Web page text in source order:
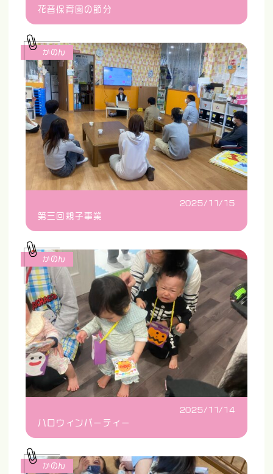
花音保育園の節分
2025/11/15
第三回親子事業
かのん
2025/11/14
ハロウィンパーティー
かのん
かのん